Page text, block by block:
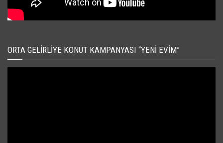
ORTA GELIRLIYE KONUT KAMPANYASI “YENI EVIM”